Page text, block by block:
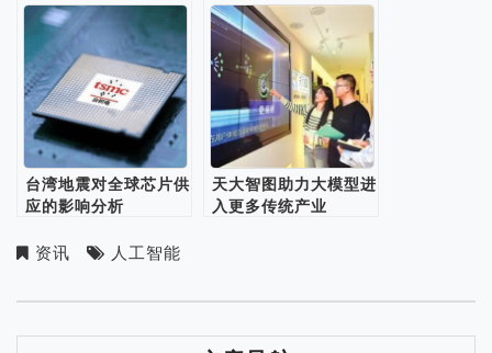
台湾地震对全球芯片供
应的影响分析
天大智图助力大模型进
入更多传统产业
资讯 人工智能